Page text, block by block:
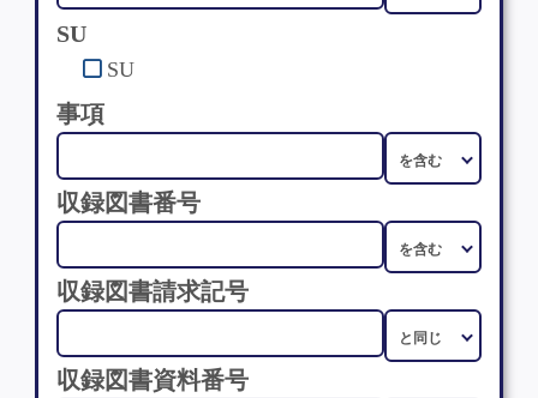
SU
SU
事項
収録図書番号
収録図書請求記号
収録図書資料番号